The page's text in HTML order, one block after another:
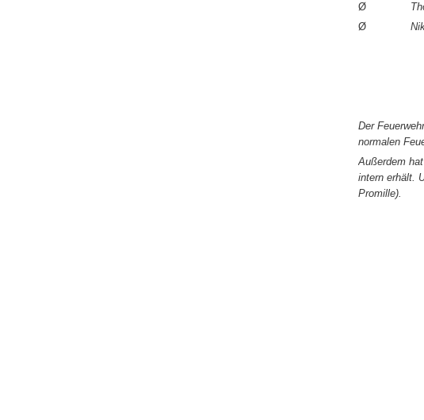
Ø
Ø
Der
normalen
Außerdem
intern erhält.
Promille).